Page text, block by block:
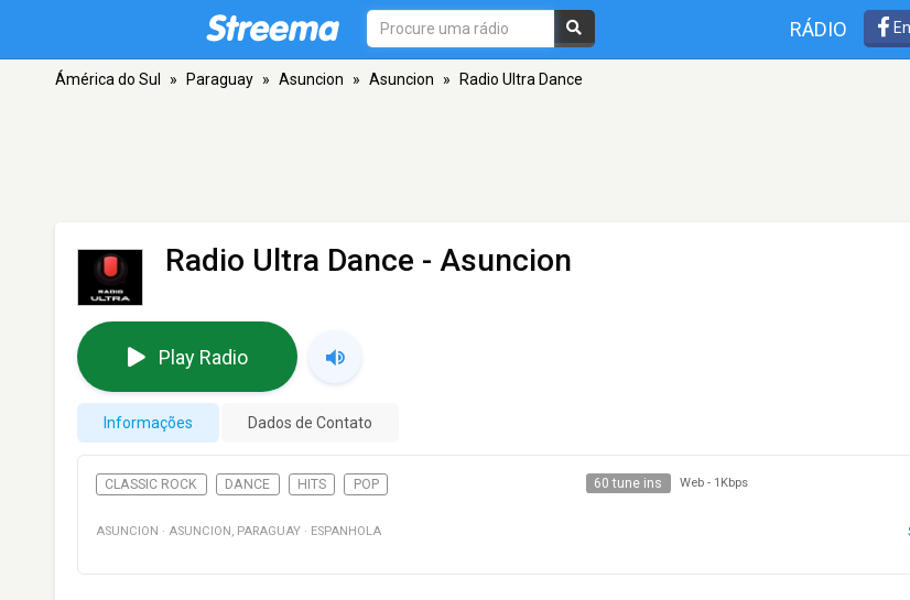
RÁDIO
Ámérica do Sul » Paraguay » Asuncion » Asuncion » Radio Ultra Dance
Radio Ultra Dance - Asuncion
Play Radio
Informações Dados de Contato
CLASSIC ROCK DANCE HITS POP 60 tune ins Web - 1Kbps
ASUNCION · ASUNCION , PARAGUAY · ESPANHOLA